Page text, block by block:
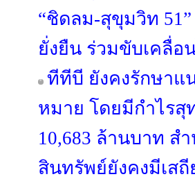
“ชิดลม-สุขุมวิท
ยั่งยืน ร่วมขับเคลื่อ
ทีทีบี ยังคงรักษาแ
หมาย โดยมีกำไรสุ
10,683 ล้านบาท ส
สินทรัพย์ยังคงมีเส